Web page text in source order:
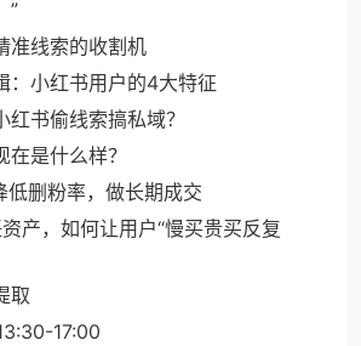
”
准线索的收割机
：小红书用户的4大特征
书偷线索搞私域？
是什么样？
低删粉率，做长期成交
产，如何让用户“慢买贵买反复
取
17:00